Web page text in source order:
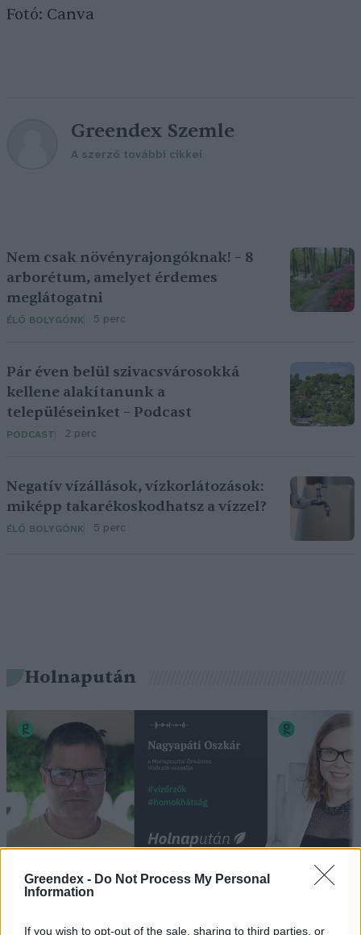
Greendex - Do Not Process My Personal
Information
If you wish to opt-out of the sale, sharing to third parties, or
Fotó: Canva
Greendex Szemle
A szerző további cikkei
Nem csak növényrajongóknak! – 8
arborétum, amelyet érdemes
meglátogatni
ÉLŐ BOLYGÓNK 5 perc
Pár éven belül szivacsvárosokká
kellene alakítanunk a
településeinket – Podcast
PODCAST 2 perc
Negatív vízállások, vízkorlátozások:
miképp takarékoskodhatsz a vízzel?
ÉLŐ BOLYGÓNK 5 perc
Holnapután
„Mindegy már, hogy milyen
víz, csak víz legyen” |
Holnapután
A